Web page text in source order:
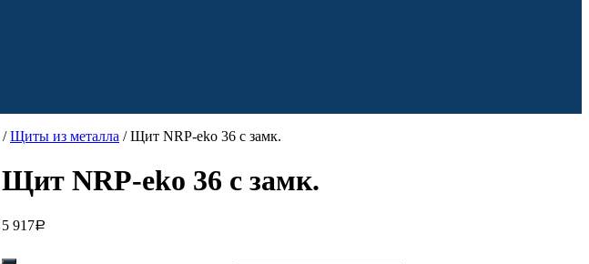
/Щиты из металла / Щит NRP-eko 36 с замк.
Щит NRP-eko 36 с замк.
5 917Р